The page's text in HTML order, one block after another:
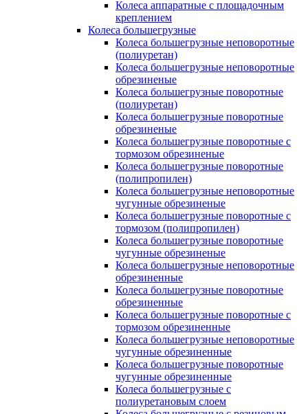
Колеса аппаратные с площадочным
креплением
Колеса большегрузные
Колеса большегрузные неповоротные
(полиуретан)
Колеса большегрузные неповоротные
обрезиненые
Колеса большегрузные поворотные
(полиуретан)
Колеса большегрузные поворотные
обрезиненые
Колеса большегрузные поворотные с
тормозом обрезиненые
Колеса большегрузные поворотные
(полипропилен)
Колеса большегрузные неповоротные
чугунные обрезиненые
Колеса большегрузные поворотные с
тормозом (полипропилен)
Колеса большегрузные поворотные
чугунные обрезиненые
Колеса большегрузные неповоротные
обрезиненные
Колеса большегрузные поворотные
обрезиненные
Колеса большегрузные поворотные с
тормозом обрезиненные
Колеса большегрузные неповоротные
чугунные обрезиненные
Колеса большегрузные поворотные
чугунные обрезиненные
Колеса большегрузные с
полиуретановым слоем